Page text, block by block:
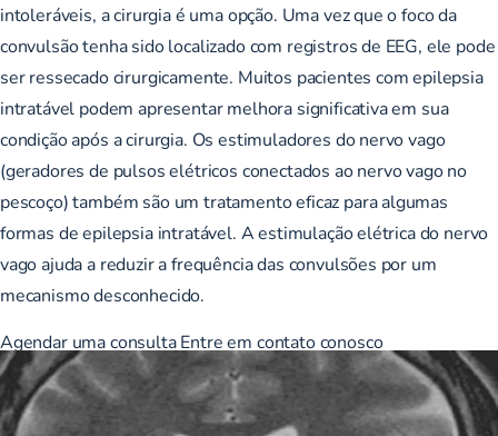
intoleráveis, a cirurgia é uma opção. Uma vez que o foco da
convulsão tenha sido localizado com registros de EEG, ele pode
ser ressecado cirurgicamente. Muitos pacientes com epilepsia
intratável podem apresentar melhora significativa em sua
condição após a cirurgia. Os estimuladores do nervo vago
(geradores de pulsos elétricos conectados ao nervo vago no
pescoço) também são um tratamento eficaz para algumas
formas de epilepsia intratável. A estimulação elétrica do nervo
vago ajuda a reduzir a frequência das convulsões por um
mecanismo desconhecido.
Agendar uma consulta Entre em contato conosco